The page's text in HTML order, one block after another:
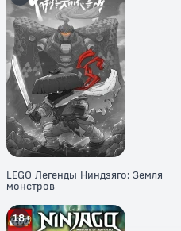
LEGO Легенды Ниндзяго: Земля
монстров
18+